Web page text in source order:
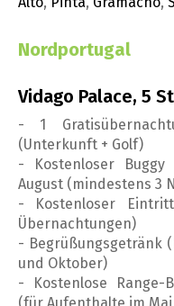
Nordportugal
Vidago Palace, 5
- 1
(Unterkunft + Golf)
- Kostenloser
August (mindestens 3
- Kostenloser
Übernachtungen)
- Begrüßungsgetränk
und Oktober)
- Kostenlose Range-